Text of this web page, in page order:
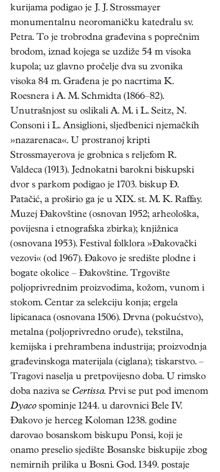
kurijama podigao je J. J. Strossmayer
monumentalnu neoromaničku katedralu sv.
Petra. To je trobrodna građevina s poprečnim
brodom, iznad kojega se uzdiže 54 m visoka
kupola; uz glavno pročelje dva su zvonika
visoka 84 m. Građena je po nacrtima K.
Roesnera i A. M. Schmidta (1866–82).
Unutrašnjost su oslikali A. M. i L. Seitz, N.
Consoni i L. Ansiglioni, sljedbenici njemačkih
»nazarenaca«. U prostranoj kripti
Strossmayerova je grobnica s reljefom R.
Valdeca (1913). Jednokatni barokni biskupski
dvor s parkom podigao je 1703. biskup Đ.
Patačić, a proširio ga je u XIX. st. M. K. Raffay.
Muzej Đakovštine (osnovan 1952; arheološka,
povijesna i etnografska zbirka); knjižnica
(osnovana 1953). Festival folklora »Đakovački
vezovi« (od 1967). Đakovo je središte plodne i
bogate okolice – Đakovštine. Trgovište
poljoprivrednim proizvodima, kožom, vunom i
stokom. Centar za selekciju konja; ergela
lipicanaca (osnovana 1506). Drvna (pokućstvo),
metalna (poljoprivredno oruđe), tekstilna,
kemijska i prehrambena industrija; proizvodnja
građevinskoga materijala (ciglana); tiskarstvo. –
Tragovi naselja u pretpovijesno doba. U rimsko
doba naziva se Certissa. Prvi se put pod imenom
Dyaco spominje 1244. u darovnici Bele IV.
Đakovo je herceg Koloman 1238. godine
darovao bosanskom biskupu Ponsi, koji je
onamo preselio sjedište Bosanske biskupije zbog
nemirnih prilika u Bosni. God. 1349. postaje